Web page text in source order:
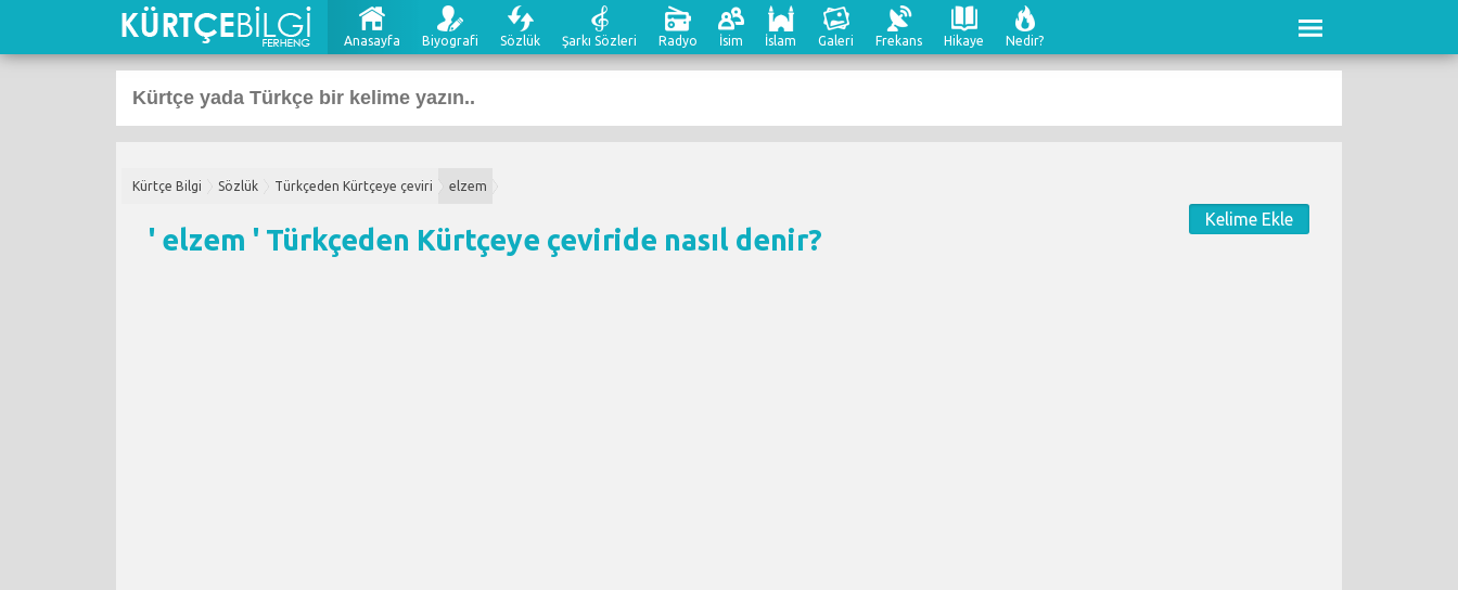
Anasayfa Biyografi Sözlük Şarkı Sözleri Radyo İsim İslam Galeri Frekans Hikaye Nedir?
Kürtçe Bilgi Sözlük Türkçeden Kürtçeye çeviri elzem
Kelime Ekle
' elzem ' Türkçeden Kürtçeye çeviride nasıl denir?